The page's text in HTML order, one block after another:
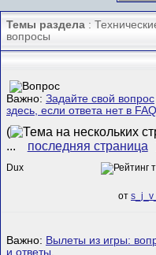
Темы раздела :
вопросы
Важно: Задайте свой вопрос
здесь, если ответа нет в FAQ
(
...
последняя страница
Dux
от
Важно: Вылеты из игры:
и ответы.